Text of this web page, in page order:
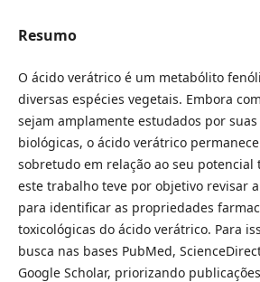
Resumo
O ácido verátrico é um metabólito
diversas espécies vegetais. Embora
sejam amplamente estudados por
biológicas, o ácido verátrico
sobretudo em relação ao seu potencial
este trabalho teve por objetivo revisar
para identificar as propriedades
toxicológicas do ácido verátrico. Para
busca nas bases PubMed,
Google Scholar, priorizando